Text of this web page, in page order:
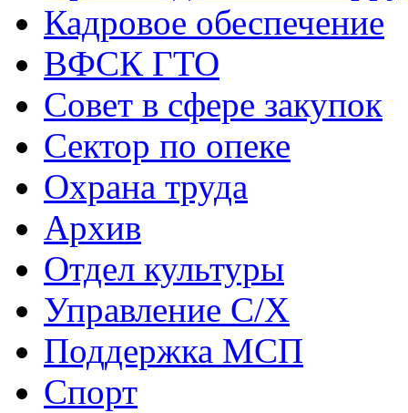
Кадровое обеспечение
ВФСК ГТО
Совет в сфере закупок
Сектор по опеке
Охрана труда
Архив
Отдел культуры
Управление С/Х
Поддержка МСП
Спорт